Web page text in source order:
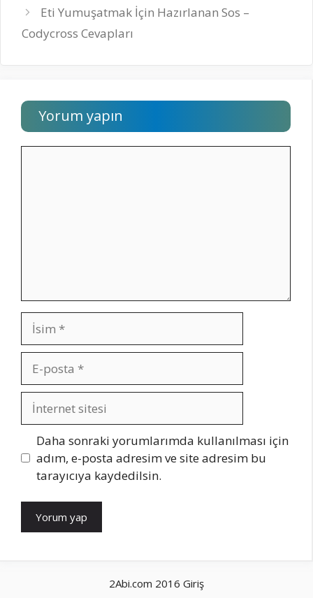
Eti Yumuşatmak İçin Hazırlanan Sos –
Codycross Cevapları
Yorum yapın
İsim
posta
İnternet
sitesi
Daha sonraki yorumlarımda kullanılması için
adım, e-posta adresim ve site adresim bu
tarayıcıya kaydedilsin.
2Abi.com 2016 Giriş